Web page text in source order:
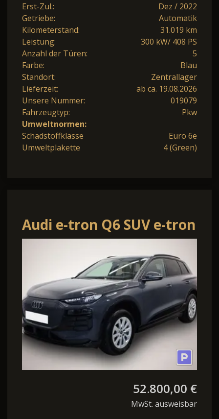
Erst-Zul.:
Dez / 2022
Getriebe:
Automatik
Kilometerstand:
31.019 km
Leistung:
300 kW/ 408 PS
Anzahl der Türen:
5
Farbe:
Blau
Standort:
Zentrallager
Lieferzeit:
ab ca. 19.08.2026
Unsere Nummer:
019079
Fahrzeugtyp:
Pkw
Umweltnormen:
Schadstoffklasse
Euro 6e
Umweltplakette
4 (Green)
Audi e-tron Q6 SUV e-tron
52.800,00 €
MwSt. ausweisbar